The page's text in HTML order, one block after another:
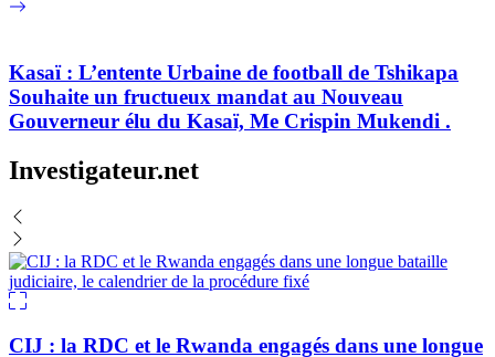
Kasaï : L’entente Urbaine de football de Tshikapa
Souhaite un fructueux mandat au Nouveau
Gouverneur élu du Kasaï, Me Crispin Mukendi .
Investigateur.net
CIJ : la RDC et le Rwanda engagés dans une longue